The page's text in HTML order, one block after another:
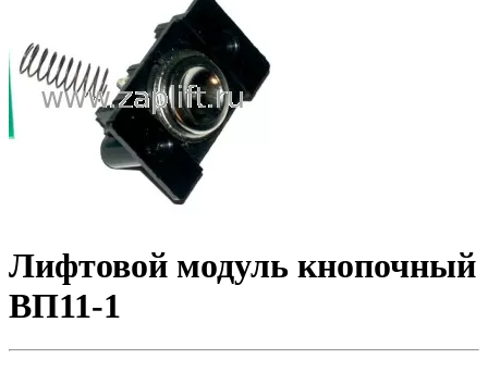
Лифтовой модуль кнопочный
ВП11-1